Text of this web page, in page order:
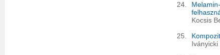
24.
Kocsis
25.